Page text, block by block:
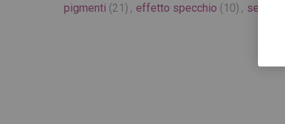
pigmenti (21) , effetto specchio (10) ,